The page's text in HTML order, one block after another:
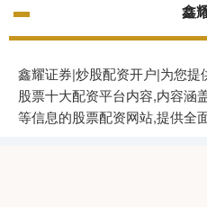
鑫
鑫耀证券|炒股配资开户|为您
股票十大配资平台内容,内容涵
等信息的股票配资网站,提供全